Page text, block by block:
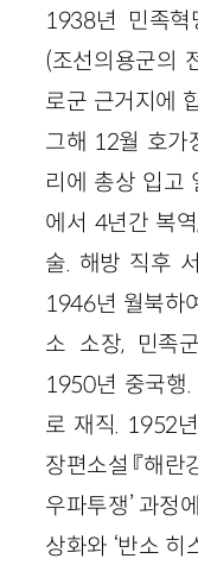
1938년 민족혁
(조선의용군의
로군 근거지에
그해 12월 호가
리에 총상 입고
에서 4년간 복
술. 해방 직후
1946년 월북하
소 소장, 민족
1950년 중국행
로 재직. 1952
장편소설 『해란
우파투쟁’ 과정
상화와 ‘반소 히